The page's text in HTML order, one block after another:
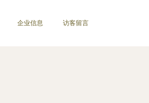
企业信息 访客留言